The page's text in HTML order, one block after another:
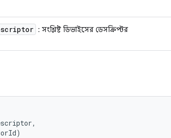
: সংশ্লিষ্ট ডিভাইসের ডেসক্রিপ্টর